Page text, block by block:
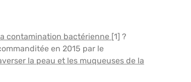
contamination bactérienne [1] ?
en 2015 par le
la peau et les muqueuses de la